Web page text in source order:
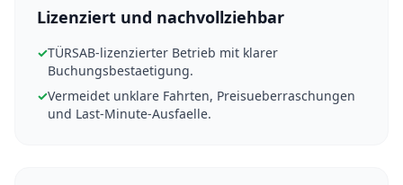
Lizenziert und nachvollziehbar
✓TÜRSAB-lizenzierter Betrieb mit klarer
Buchungsbestaetigung.
✓Vermeidet unklare Fahrten, Preisueberraschungen
und Last-Minute-Ausfaelle.